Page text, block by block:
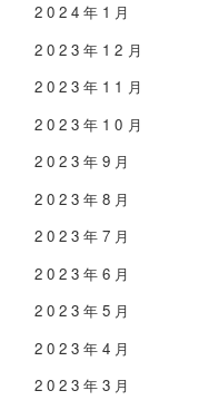
2024年1月
2023年12月
2023年11月
2023年10月
2023年9月
2023年8月
2023年7月
2023年6月
2023年5月
2023年4月
2023年3月